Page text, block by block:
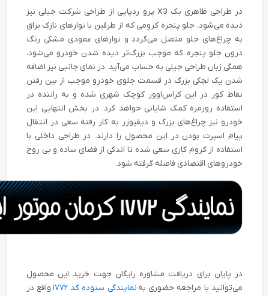
در طراحی ظاهری بک X3 پرو ردپایی از طراحی شرکت جیلی نیز
دیده می‌شود، جلو پنجره کرومی که از طرفین با نوار‌های نازک براق
به چراغ‌های جلو متصل می‌گردد و نوار‌های عمودی مشکی رنگ
درون جلو پنجره که موجب بزرگ‌تر دیده شدن خودرو می‌شود،
همگی زبان طراحی جیلی به حساب می‌آید. در نمای جانبی نیز اضافه
شدن یک لچکی بزرگ در قسمت جلوی خودرو موجب از بین رفتن
نقاط کور در این کراس‌اوور کوچک شهری شده و به راننده در
استفاده روزمره کمک شایانی خواهد کرد. در بخش انتهایی این
خودرو نیز چراغ‌های بزرگ و دیفیوزر به کار رفته سعی در انتقال
پیام اسپرت بودن در این محصول را دارند. در طراحی داخلی با
استفاده از کروم کاری سعی شده تا اندکی از فضای ساده و بی روح
خودروهای اقتصادی فاصله گرفته شود.
در پایان برای دریافت مشاوره رایگان جهت خرید این محصول
می‌توانید با مراجعه حضوری به نمایندگی ستوده کد ۱۷۷۲
واقع در